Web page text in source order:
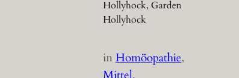
Hollyhock, Garden
Hollyhock
inHomöopathie